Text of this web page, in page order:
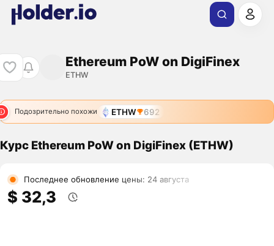
Ethereum PoW on DigiFinex
ETHW
Подозрительно похожи ETHW 692
Курс Ethereum PoW on DigiFinex (ETHW)
Последнее обновление цены: 24 августа
$ 32,3